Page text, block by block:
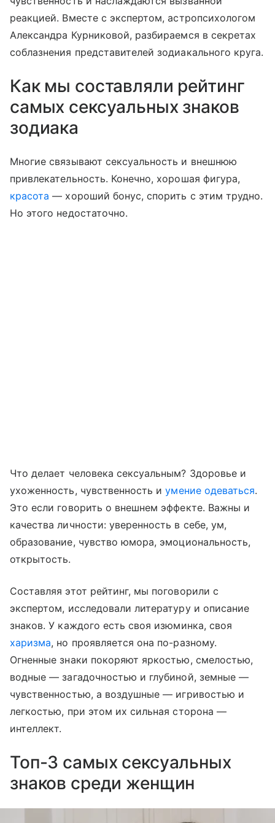
реакцией. Вместе с экспертом, астропсихологом
Александра Курниковой, разбираемся в секретах
соблазнения представителей зодиакального круга.
Как мы составляли рейтинг
самых сексуальных знаков
зодиака
Многие связывают сексуальность и внешнюю
привлекательность. Конечно, хорошая фигура,
красота — хороший бонус, спорить с этим трудно.
Но этого недостаточно.
Что делает человека сексуальным? Здоровье и
ухоженность, чувственность иумение одеваться.
Это если говорить о внешнем эффекте. Важны и
качества личности: уверенность в себе, ум,
образование, чувство юмора, эмоциональность,
открытость.
Составляя этот рейтинг, мы поговорили с
экспертом, исследовали литературу и описание
знаков. У каждого есть своя изюминка, своя
харизма, но проявляется она по-разному.
Огненные знаки покоряют яркостью, смелостью,
водные — загадочностью и глубиной, земные —
чувственностью, а воздушные — игривостью и
легкостью, при этом их сильная сторона —
интеллект.
Топ-3 самых сексуальных
знаков среди женщин